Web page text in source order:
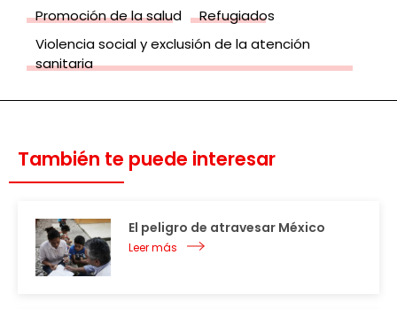
Promoción de la salud
Refugiados
Violencia social y exclusión de la atención
sanitaria
También te puede interesar
El peligro de atravesar México
Leer más